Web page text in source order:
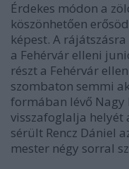
Érdekes módon a
köszönhetően
képest. A
a Fehérvár elleni
részt a Fehérvár
szombaton semmi
formában lévő Nagy
visszafoglalja helyét
sérült Rencz Dániel
mester négy sorral